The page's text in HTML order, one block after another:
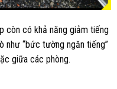
còn có khả năng giảm tiếng
như “bức tường ngăn tiếng”
giữa các phòng.